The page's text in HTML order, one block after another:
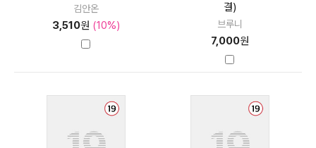
김안온
3,510원 (10%)
결)
브루니
7,000원